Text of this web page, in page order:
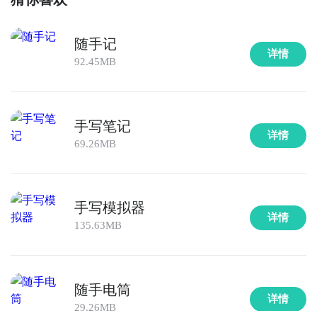
随手记
92.45MB
详情
手写笔记
69.26MB
详情
手写模拟器
135.63MB
详情
随手电筒
29.26MB
详情